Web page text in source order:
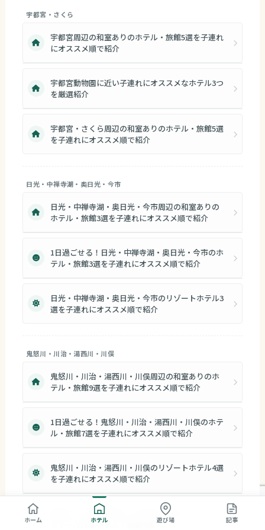
宇都宮・さくら
宇都宮周辺の和室ありのホテル・旅館5選を子連れ
にオススメ順で紹介
宇都宮動物園に近い子連れにオススメなホテル3つ
を厳選紹介
宇都宮・さくら周辺の和室ありのホテル・旅館5選
を子連れにオススメ順で紹介
日光・中禅寺湖・奥日光・今市
日光・中禅寺湖・奥日光・今市周辺の和室ありの
ホテル・旅館3選を子連れにオススメ順で紹介
1日過ごせる！日光・中禅寺湖・奥日光・今市のホ
テル・旅館3選を子連れにオススメ順で紹介
日光・中禅寺湖・奥日光・今市のリゾートホテル3
選を子連れにオススメ順で紹介
鬼怒川・川治・湯西川・川俣
鬼怒川・川治・湯西川・川俣周辺の和室ありのホ
テル・旅館9選を子連れにオススメ順で紹介
1日過ごせる！鬼怒川・川治・湯西川・川俣のホテ
ル・旅館7選を子連れにオススメ順で紹介
鬼怒川・川治・湯西川・川俣のリゾートホテル4選
を子連れにオススメ順で紹介
鬼怒川・川治・湯西川・川俣の子連れにオススメ
なプール付きホテル・旅館4選
ホーム ホテル 遊び場 記事